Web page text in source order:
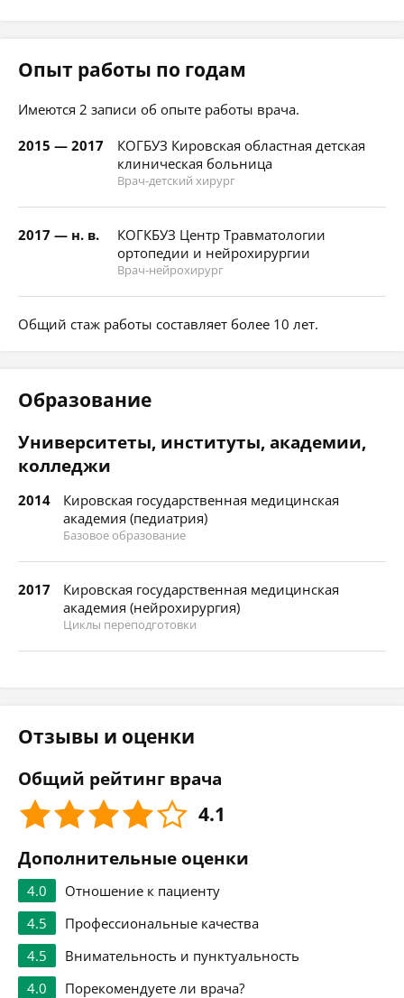
Опыт работы по годам
Имеются 2 записи об опыте работы врача.
2015 — 2017
КОГБУЗ Кировская областная детская
клиническая больница
Врач-детский хирург
2017 — н. в.
КОГКБУЗ Центр Травматологии
ортопедии и нейрохирургии
Врач-нейрохирург
Общий стаж работы составляет более 10 лет.
Образование
Университеты, институты, академии,
колледжи
2014
Кировская государственная медицинская
академия (педиатрия)
Базовое образование
2017
Кировская государственная медицинская
академия (нейрохирургия)
Циклы переподготовки
Отзывы и оценки
Общий рейтинг врача
4.1
Дополнительные оценки
4.0
Отношение к пациенту
4.5
Профессиональные качества
4.5
Внимательность и пунктуальность
4.0
Порекомендуете ли врача?